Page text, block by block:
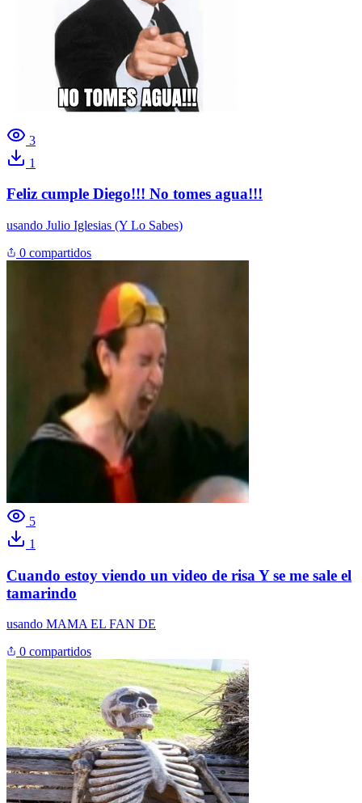
3
1
Feliz cumple Diego!!! No tomes agua!!!
usando Julio Iglesias (Y Lo Sabes)
0 compartidos
5
1
Cuando estoy viendo un video de risa Y se me sale el
tamarindo
usando MAMA EL FAN DE
0 compartidos